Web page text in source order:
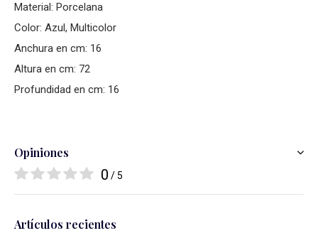
Material: Porcelana
Color: Azul, Multicolor
Anchura en cm: 16
Altura en cm: 72
Profundidad en cm: 16
Opiniones
0 / 5
Artículos recientes